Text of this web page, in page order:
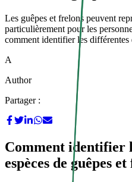
Les guêpes et frelons peuvent
particulièrement pour les
comment identifier les différentes
A
Author
Partager :
Comment identifier
espèces de guêpes